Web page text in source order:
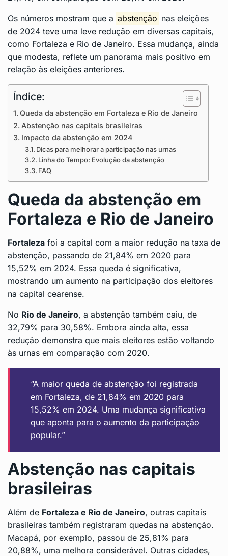
Os números mostram que a abstenção nas eleições
de 2024 teve uma leve redução em diversas capitais,
como Fortaleza e Rio de Janeiro. Essa mudança, ainda
que modesta, reflete um panorama mais positivo em
relação às eleições anteriores.
Índice:
Queda da abstenção em Fortaleza e Rio de Janeiro
Abstenção nas capitais brasileiras
Impacto da abstenção em 2024
Dicas para melhorar a participação nas urnas
Linha do Tempo: Evolução da abstenção
FAQ
Queda da abstenção em
Fortaleza e Rio de Janeiro
Fortaleza foi a capital com a maior redução na taxa de
abstenção, passando de 21,84% em 2020 para
15,52% em 2024. Essa queda é significativa,
mostrando um aumento na participação dos eleitores
na capital cearense.
No Rio de Janeiro, a abstenção também caiu, de
32,79% para 30,58%. Embora ainda alta, essa
redução demonstra que mais eleitores estão voltando
às urnas em comparação com 2020.
“A maior queda de abstenção foi registrada
em Fortaleza, de 21,84% em 2020 para
15,52% em 2024. Uma mudança significativa
que aponta para o aumento da participação
popular.”
Abstenção nas capitais
brasileiras
Além de Fortaleza e Rio de Janeiro, outras capitais
brasileiras também registraram quedas na abstenção.
Macapá, por exemplo, passou de 25,81% para
20,88%, uma melhora considerável. Outras cidades,